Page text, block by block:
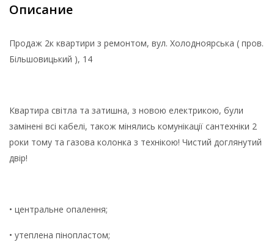
Описание
Продаж 2к квартири з ремонтом, вул. Холодноярська ( пров.
Більшовицький ), 14
Квартира світла та затишна, з новою електрикою, були
замінені всі кабелі, також мінялись комунікації сантехніки 2
роки тому та газова колонка з технікою! Чистий доглянутий
двір!
• центральне опалення;
• утеплена пінопластом;